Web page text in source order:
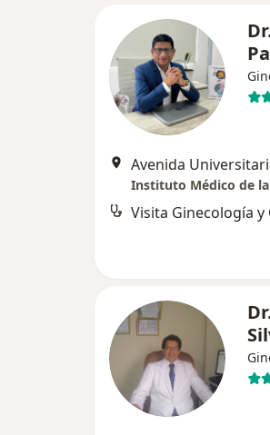
Avenida
Instituto Médico de
Visita Ginecología